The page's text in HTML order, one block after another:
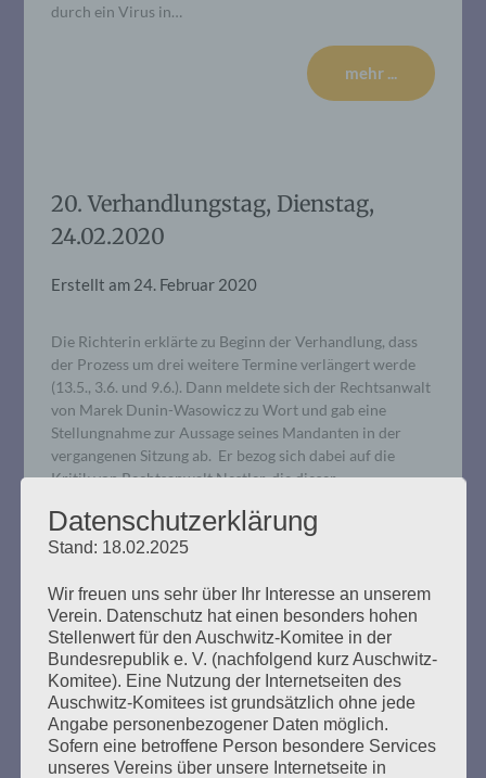
durch ein Virus in…
mehr ...
20. Verhandlungstag, Dienstag,
24.02.2020
Erstellt am 24. Februar 2020
Die Richterin erklärte zu Beginn der Verhandlung, dass
der Prozess um drei weitere Termine verlängert werde
(13.5., 3.6. und 9.6.). Dann meldete sich der Rechtsanwalt
von Marek Dunin-Wasowicz zu Wort und gab eine
Stellungnahme zur Aussage seines Mandanten in der
vergangenen Sitzung ab. Er bezog sich dabei auf die
Kritik von Rechtsanwalt Nestler, die dieser…
Rechten Terror und Faschismus
bekämpfen. JETZT!
Erstellt am20. Februar 2020
Datenschutzerklärung
Stand: 18.02.2025
Wir freuen uns sehr über Ihr Interesse an unserem
Verein. Datenschutz hat einen besonders hohen
Stellenwert für den Auschwitz-Komitee in der
Bundesrepublik e. V. (nachfolgend kurz Auschwitz-
Komitee). Eine Nutzung der Internetseiten des
Auschwitz-Komitees ist grundsätzlich ohne jede
Angabe personenbezogener Daten möglich.
Sofern eine betroffene Person besondere Services
unseres Vereins über unsere Internetseite in